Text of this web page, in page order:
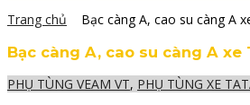
Trang chủ
Bạc càng A, cao su càng A
Bạc càng A, cao su càng A xe
PHỤ TÙNG VEAM VT, PHỤ TÙNG XE